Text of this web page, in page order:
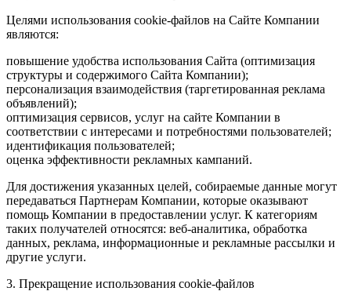
Целями использования cookie-файлов на Сайте Компании
являются:
повышение удобства использования Сайта (оптимизация
структуры и содержимого Сайта Компании);
персонализация взаимодействия (таргетированная реклама
объявлений);
оптимизация сервисов, услуг на сайте Компании в
соответствии с интересами и потребностями пользователей;
идентификация пользователей;
оценка эффективности рекламных кампаний.
Для достижения указанных целей, собираемые данные могут
передаваться Партнерам Компании, которые оказывают
помощь Компании в предоставлении услуг. К категориям
таких получателей относятся: веб-аналитика, обработка
данных, реклама, информационные и рекламные рассылки и
другие услуги.
3. Прекращение использования cookie-файлов